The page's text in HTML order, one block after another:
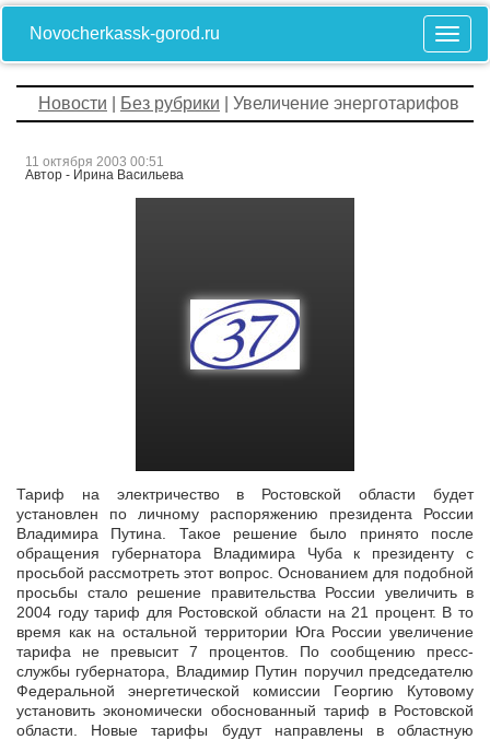
Novocherkassk-gorod.ru
Новости Без рубрики | Увеличение энерготарифов
11 октября 2003 00:51
Автор - Ирина Васильева
Тариф на электричество в Ростовской области будет
установлен по личному распоряжению президента России
Владимира Путина. Такое решение было принято после
обращения губернатора Владимира Чуба к президенту с
просьбой рассмотреть этот вопрос. Основанием для подобной
просьбы стало решение правительства России увеличить в
2004 году тариф для Ростовской области на 21 процент. В то
время как на остальной территории Юга России увеличение
тарифа не превысит 7 процентов. По сообщению пресс-
службы губернатора, Владимир Путин поручил председателю
Федеральной энергетической комиссии Георгию Кутовому
установить экономически обоснованный тариф в Ростовской
области. Новые тарифы будут направлены в областную